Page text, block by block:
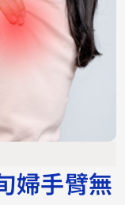
婦手臂無